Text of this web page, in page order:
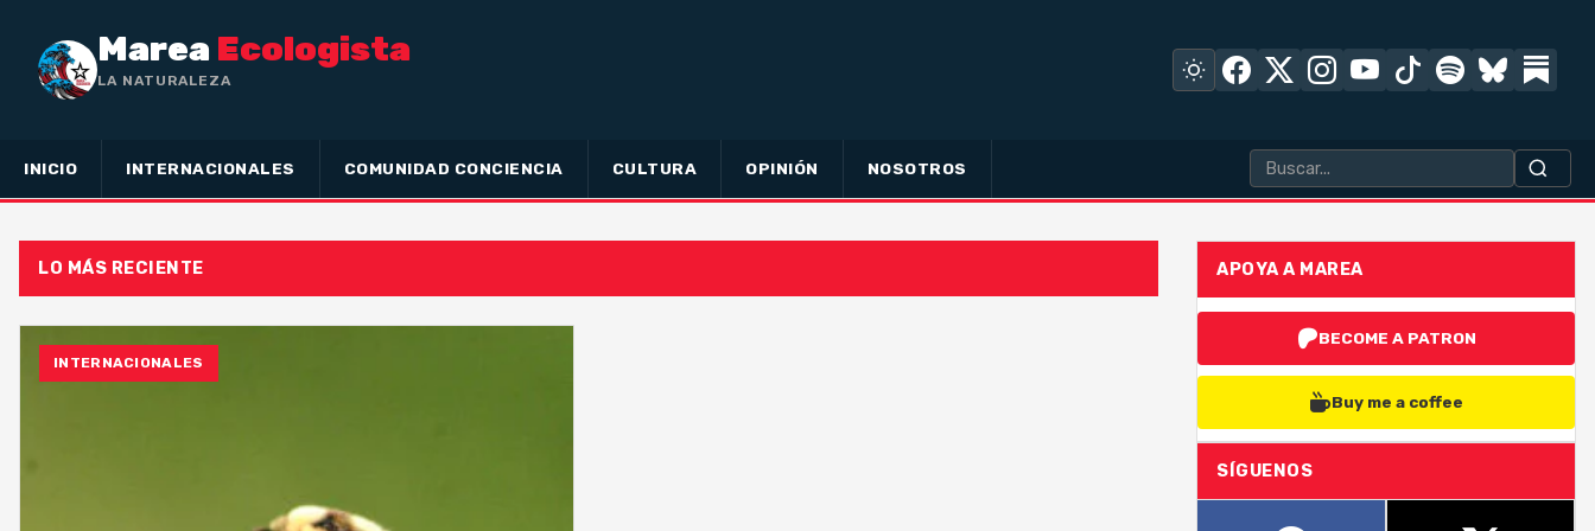
Marea Ecologista
LA NATURALEZA NO HA H
INICIO INTERNACIONALES COMUNIDAD CONCIENCIA CULTURA OPINIÓN NOSOTROS
LO MÁS RECIENTE
INTERNACIONALES
APOYA A MAREA
BECOME A PATRON
Buy me a coffee
SÍGUENOS